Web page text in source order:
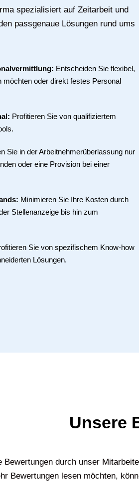
spezialisiert auf Zeitarbeit und
passgenaue Lösungen rund ums
Entscheiden Sie flexibel,
möchten oder direkt festes Personal
Profitieren Sie von qualifiziertem
Sie in der Arbeitnehmerüberlassung nur
oder eine Provision bei einer
Minimieren Sie Ihre Kosten durch
Stellenanzeige bis hin zum
Sie von spezifischem Know-how
Lösungen.
Unsere
durch unser
Bewertungen lesen möchten,